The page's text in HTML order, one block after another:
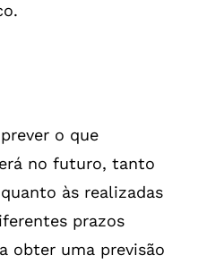
o que
no futuro, tanto
às realizadas
prazos
obter uma previsão